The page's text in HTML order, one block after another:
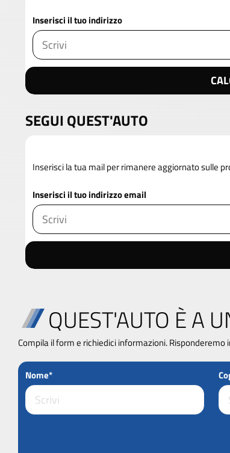
Inserisci il tuo indirizzo
SEGUI QUEST'AUTO
Inserisci la tua mail per rimanere aggiornato sulle
Inserisci il tuo indirizzo email
QUEST'AUTO È A
Compila il form e richiedici informazioni. Risponderemo
Nome*